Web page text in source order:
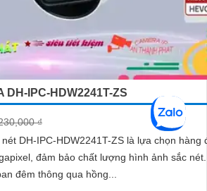
DH-IPC-HDW2241T-ZS
₫
DH-IPC-HDW2241T-ZS là lựa chọn hàng
đảm bảo chất lượng hình ảnh sắc nét.
đêm thông qua hồng...